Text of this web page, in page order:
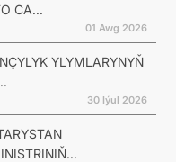
СА...
01 Awg 2026
YLYMLARYNYŇ
30 Iýul 2026